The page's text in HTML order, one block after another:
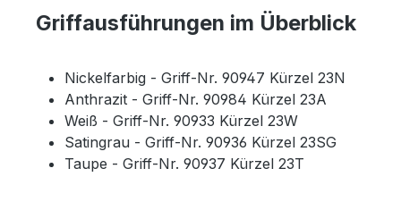
Griffausführungen im Überblick
Nickelfarbig - Griff-Nr. 90947 Kürzel 23N
Anthrazit - Griff-Nr. 90984 Kürzel 23A
Weiß - Griff-Nr. 90933 Kürzel 23W
Satingrau - Griff-Nr. 90936 Kürzel 23SG
Taupe - Griff-Nr. 90937 Kürzel 23T